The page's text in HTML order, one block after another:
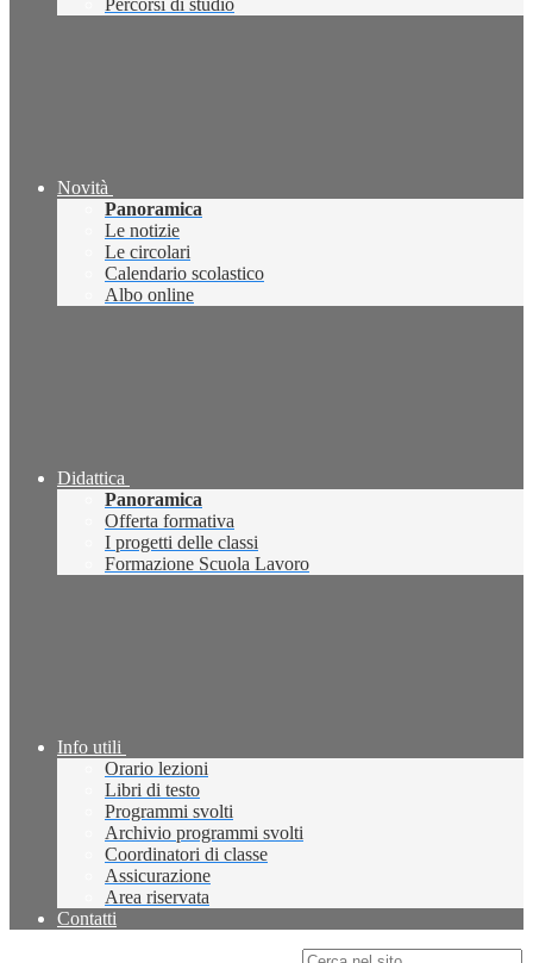
Percorsi di studio
Novità
Panoramica
Le notizie
Le circolari
Calendario scolastico
Albo online
Didattica
Panoramica
Offerta formativa
I progetti delle classi
Formazione Scuola Lavoro
Info utili
Orario lezioni
Libri di testo
Programmi svolti
Archivio programmi svolti
Coordinatori di classe
Assicurazione
Area riservata
Contatti